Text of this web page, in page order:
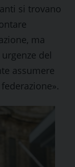
si trovano
ma
del
assumere